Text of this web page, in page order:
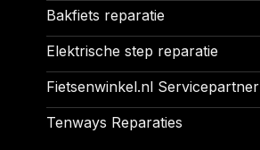
Bakfiets reparatie
Elektrische step reparatie
Fietsenwinkel.nl Servicepartner
Tenways Reparaties